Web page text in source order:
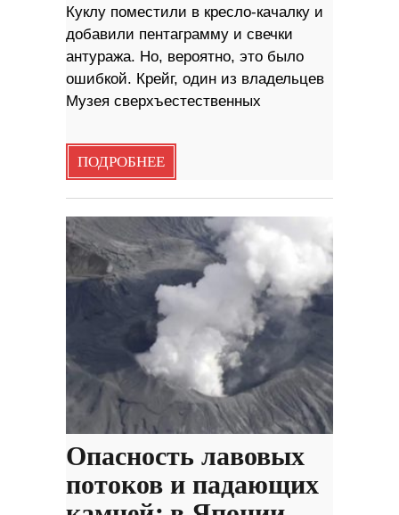
Куклу поместили в кресло-качалку и
добавили пентаграмму и свечки
антуража. Но, вероятно, это было
ошибкой. Крейг, один из владельцев
Музея сверхъестественных
ПОДРОБНЕЕ
Опасность лавовых
потоков и падающих